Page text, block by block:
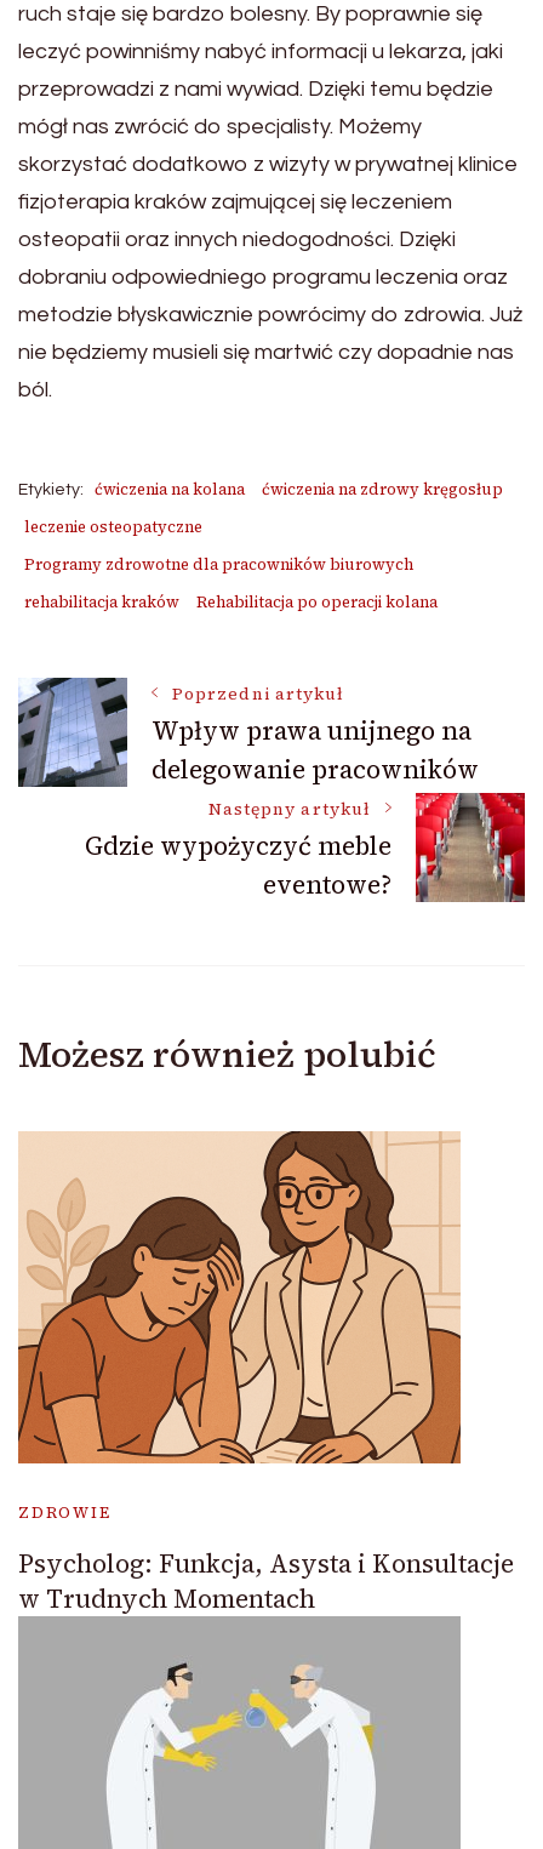
ruch staje się bardzo bolesny. By poprawnie się
leczyć powinniśmy nabyć informacji u lekarza, jaki
przeprowadzi z nami wywiad. Dzięki temu będzie
mógł nas zwrócić do specjalisty. Możemy
skorzystać dodatkowo z wizyty w prywatnej klinice
fizjoterapia kraków zajmującej się leczeniem
osteopatii oraz innych niedogodności. Dzięki
dobraniu odpowiedniego programu leczenia oraz
metodzie błyskawicznie powrócimy do zdrowia. Już
nie będziemy musieli się martwić czy dopadnie nas
ból.
Etykiety: ćwiczenia na kolana
ćwiczenia na zdrowy kręgosłup
leczenie osteopatyczne
Programy zdrowotne dla pracowników biurowych
rehabilitacja kraków
Rehabilitacja po operacji kolana
Nawigacja
wpisu
Poprzedni artykuł
Wpływ prawa unijnego na
delegowanie pracowników
Następny artykuł
Gdzie wypożyczyć meble
eventowe?
Możesz również polubić
ZDROWIE
Psycholog: Funkcja, Asysta i Konsultacje
w Trudnych Momentach